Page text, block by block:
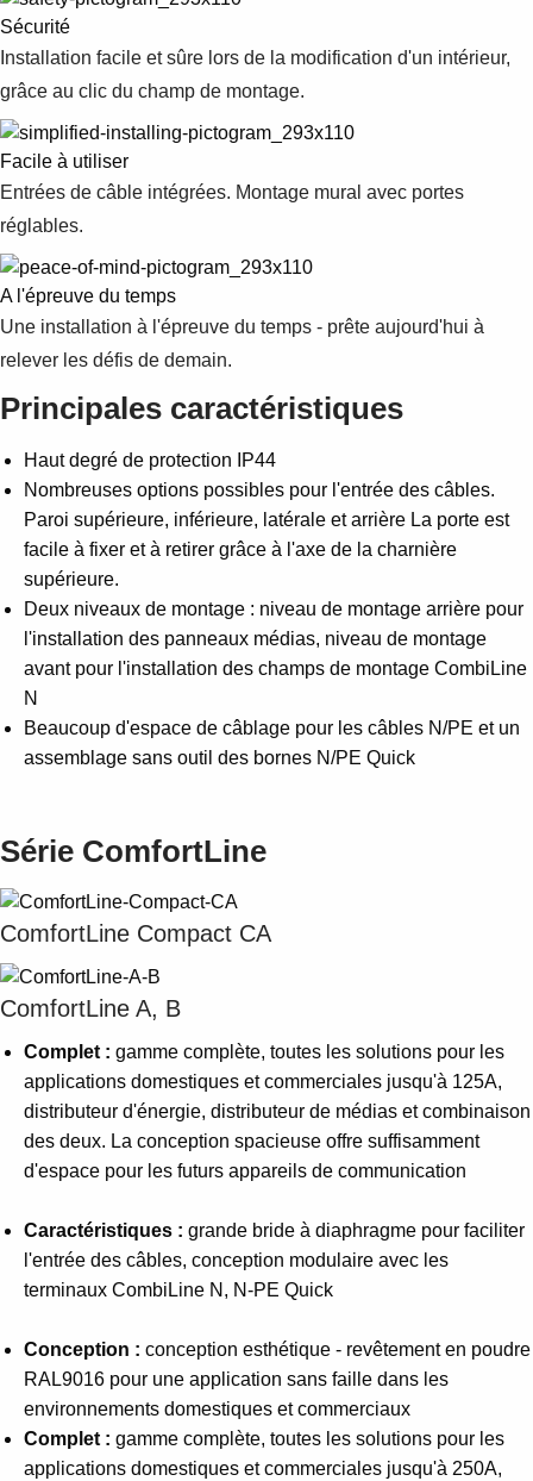
Sécurité
Installation facile et sûre lors de la modification d'un intérieur,
grâce au clic du champ de montage.
Facile à utiliser
Entrées de câble intégrées. Montage mural avec portes
réglables.
A l'épreuve du temps
Une installation à l'épreuve du temps - prête aujourd'hui à
relever les défis de demain.
Principales caractéristiques
Haut degré de protection IP44
Nombreuses options possibles pour l'entrée des câbles.
Paroi supérieure, inférieure, latérale et arrière La porte est
facile à fixer et à retirer grâce à l'axe de la charnière
supérieure.
Deux niveaux de montage : niveau de montage arrière pour
l'installation des panneaux médias, niveau de montage
avant pour l'installation des champs de montage CombiLine
N
Beaucoup d'espace de câblage pour les câbles N/PE et un
assemblage sans outil des bornes N/PE Quick
Série ComfortLine
ComfortLine Compact CA
ComfortLine A, B
Complet : gamme complète, toutes les solutions pour les
applications domestiques et commerciales jusqu'à 125A,
distributeur d'énergie, distributeur de médias et combinaison
des deux. La conception spacieuse offre suffisamment
d'espace pour les futurs appareils de communication
Caractéristiques : grande bride à diaphragme pour faciliter
l'entrée des câbles, conception modulaire avec les
terminaux CombiLine N, N-PE Quick
Conception : conception esthétique - revêtement en poudre
RAL9016 pour une application sans faille dans les
environnements domestiques et commerciaux
Complet : gamme complète, toutes les solutions pour les
applications domestiques et commerciales jusqu'à 250A,